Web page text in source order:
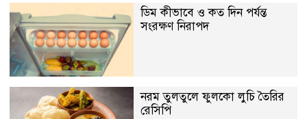
ডিম কীভাবে ও কত দিন পর্যন্ত
সংরক্ষণ নিরাপদ
নরম তুলতুলে ফুলকো লুচি তৈরির
রেসিপি